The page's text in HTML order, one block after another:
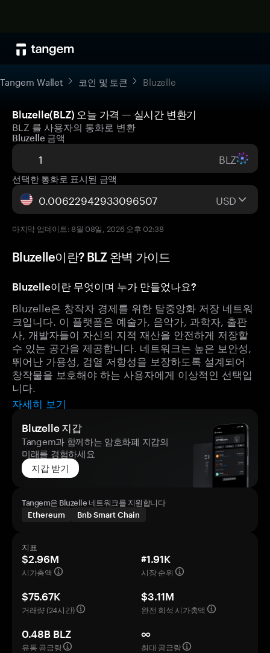
Tangem Wallet 코인 및 토큰 Bluzelle
Bluzelle(BLZ) 오늘 가격 — 실시간 변환기
BLZ 를 사용자의 통화로 변환
Bluzelle 금액
BLZ
선택한 통화로 표시된 금액
USD
마지막 업데이트: 8월 08일, 2026 오후 02:38
Bluzelle이란? BLZ 완벽 가이드
Bluzelle이란 무엇이며 누가 만들었나요?
Bluzelle은 창작자 경제를 위한 탈중앙화 저장 네트워
크입니다. 이 플랫폼은 예술가, 음악가, 과학자, 출판
사, 개발자들이 자신의 지적 재산을 안전하게 저장할
수 있는 공간을 제공합니다. 네트워크는 높은 보안성,
뛰어난 가용성, 검열 저항성을 보장하도록 설계되어
창작물을 보호해야 하는 사용자에게 이상적인 선택입
니다.
자세히 보기
Bluzelle 지갑
Tangem과 함께하는 암호화폐 지갑의
미래를 경험하세요
지갑 받기
Tangem은 Bluzelle 네트워크를 지원합니다
Ethereum
Bnb Smart Chain
지표
$2.96M
시가총액
#1.91K
시장 순위
$75.67K
거래량 (24시간)
$3.11M
완전 희석 시가총액
0.48B BLZ
유통 공급량
∞
최대 공급량